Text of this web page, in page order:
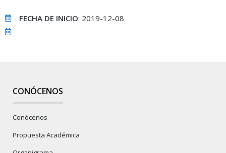
FECHA DE INICIO: 2019-12-08
CONÓCENOS
Conócenos
Propuesta Académica